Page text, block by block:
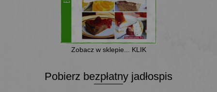
Zobacz w sklepie... KLIK
Pobierz bezpłatny jadłospis